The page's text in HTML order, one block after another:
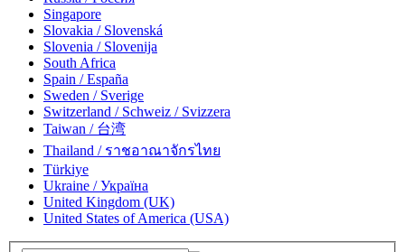
Singapore
Slovakia / Slovenská
Slovenia / Slovenija
South Africa
Spain / España
Sweden / Sverige
Switzerland / Schweiz / Svizzera
Taiwan / 台湾
Thailand / ราชอาณาจักรไทย
Türkiye
Ukraine / Україна
United Kingdom (UK)
United States of America (USA)